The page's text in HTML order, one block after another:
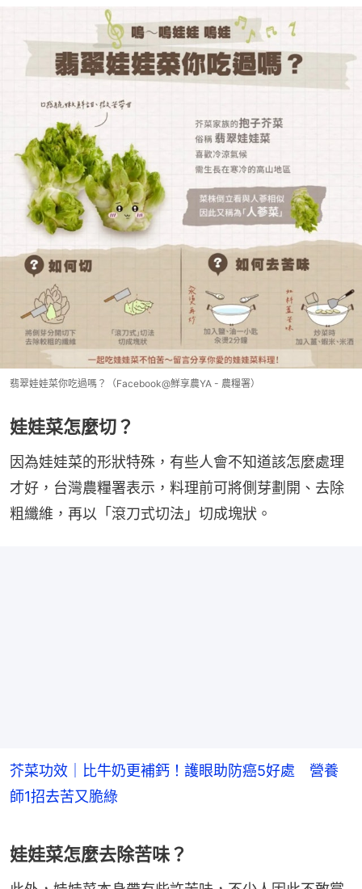
翡翠娃娃菜你吃過嗎？（Facebook@鮮享農YA - 農糧署）
娃娃菜怎麼切？
因為娃娃菜的形狀特殊，有些人會不知道該怎麼處理
才好，台灣農糧署表示，料理前可將側芽劃開、去除
粗纖維，再以「滾刀式切法」切成塊狀。
芥菜功效｜比牛奶更補鈣！護眼助防癌5好處 營養
師1招去苦又脆綠
娃娃菜怎麼去除苦味？